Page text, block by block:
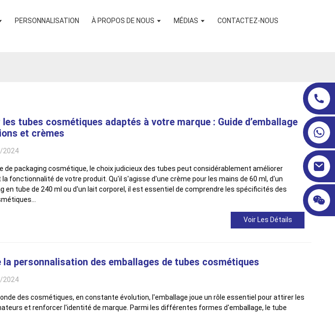
PERSONNALISATION À PROPOS DE NOUS MÉDIAS CONTACTEZ-NOUS
tubes cosmétiques adaptés à votre marque : Guide d’emballage
et crèmes
2024
de packaging cosmétique, le choix judicieux des tubes peut considérablement améliorer
fonctionnalité de votre produit. Qu'il s'agisse d'une crème pour les mains de 60 ml, d'un
en tube de 240 ml ou d'un lait corporel, il est essentiel de comprendre les spécificités des
Voir Les Détails
la personnalisation des emballages de tubes cosmétiques
2024
des cosmétiques, en constante évolution, l'emballage joue un rôle essentiel pour attirer les
et renforcer l'identité de marque. Parmi les différentes formes d'emballage, le tube